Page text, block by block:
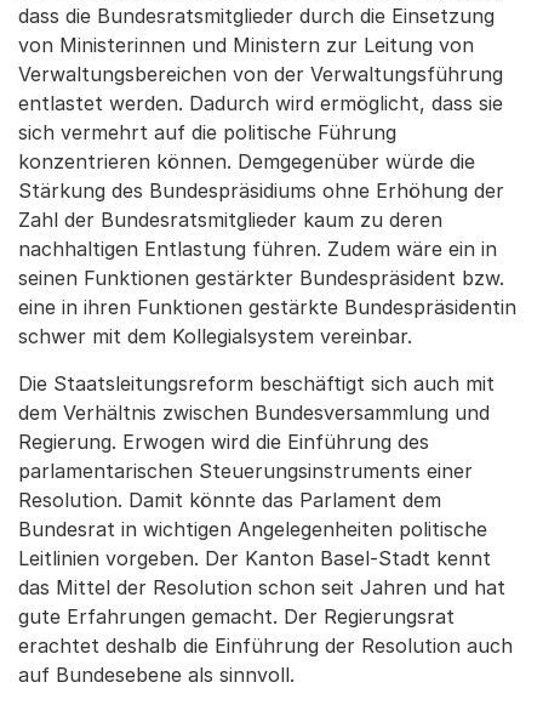
dass die Bundesratsmitglieder durch die Einsetzung
von Ministerinnen und Ministern zur Leitung von
Verwaltungsbereichen von der Verwaltungsführung
entlastet werden. Dadurch wird ermöglicht, dass sie
sich vermehrt auf die politische Führung
konzentrieren können. Demgegenüber würde die
Stärkung des Bundespräsidiums ohne Erhöhung der
Zahl der Bundesratsmitglieder kaum zu deren
nachhaltigen Entlastung führen. Zudem wäre ein in
seinen Funktionen gestärkter Bundespräsident bzw.
eine in ihren Funktionen gestärkte Bundespräsidentin
schwer mit dem Kollegialsystem vereinbar.
Die Staatsleitungsreform beschäftigt sich auch mit
dem Verhältnis zwischen Bundesversammlung und
Regierung. Erwogen wird die Einführung des
parlamentarischen Steuerungsinstruments einer
Resolution. Damit könnte das Parlament dem
Bundesrat in wichtigen Angelegenheiten politische
Leitlinien vorgeben. Der Kanton Basel-Stadt kennt
das Mittel der Resolution schon seit Jahren und hat
gute Erfahrungen gemacht. Der Regierungsrat
erachtet deshalb die Einführung der Resolution auch
auf Bundesebene als sinnvoll.